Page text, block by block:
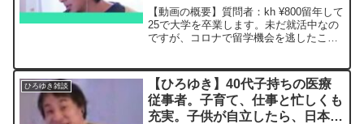
でしょうか? ー ひろゆき切り抜
き 20241015
【動画の概要】質問者：kh ¥800留年して
25で大学を卒業します。未だ就活中なの
ですが、コロナで留学機会を逃したこと
野にいれています。帰国後就活するのと
今の新卒就活...
ひろゆき雑談
【ひろゆき】40代子持ちの医療
従事者。子育て、仕事と忙しくも
充実。子供が自立したら、日本の